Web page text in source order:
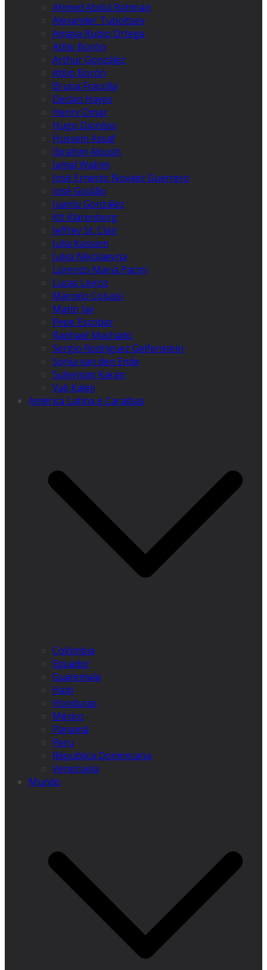
Ahmed Abdul Rahman
Alexander Tuboltsev
Amaya Rubio Ortega
Atilio Borón
Arthur González
Atilio Borón
Bruna Fracolla
Declan Hayes
Henry Omar
Hugo Dionísio
Hussein Assaf
Ibrahim Aloush
Jamal Wakim
José Ernesto Nováez Guerrero
José Goulão
Juanlu González
Kit Klarenberg
Jeffrey St. Clair
Julia Kassem
Julya Nikolaevna
Lorenzo Maria Pacini
Lucas Leiroz
Marcelo Colussi
Matin Jay
Pepe Escobar
Raphael Machado
Sergio Rodríguez Gelfenstein
Sonja van den Ende
Suleyman Karan
Vali Kaleji
América Latina e Caraíbas
Colômbia
Equador
Guatemala
Haiti
Honduras
México
Panamá
Peru
Républica Dominicana
Venezuela
Mundo